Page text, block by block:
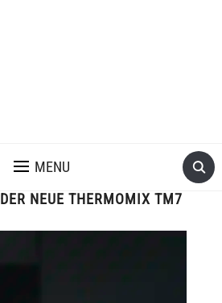
MENU
DER NEUE THERMOMIX TM7